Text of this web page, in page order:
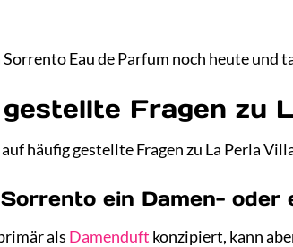
Eau de Parfum noch heute und
gestellte Fragen zu
häufig gestellte Fragen zu La Perla
ein Damen- oder
als Damenduft konzipiert, kann